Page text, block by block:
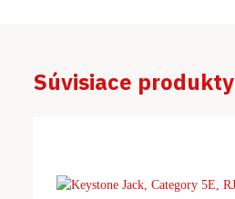
Súvisiace produkty